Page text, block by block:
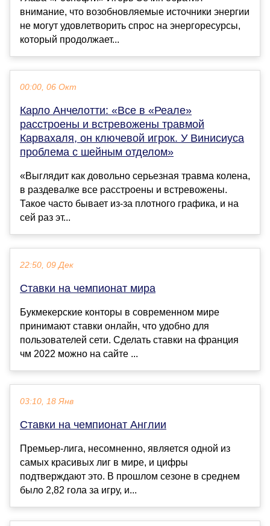
внимание, что возобновляемые источники энергии
не могут удовлетворить спрос на энергоресурсы,
который продолжает...
00:00, 06 Окт
Карло Анчелотти: «Все в «Реале»
расстроены и встревожены травмой
Карвахаля, он ключевой игрок. У Винисиуса
проблема с шейным отделом»
«Выглядит как довольно серьезная травма колена,
в раздевалке все расстроены и встревожены.
Такое часто бывает из-за плотного графика, и на
сей раз эт...
22:50, 09 Дек
Ставки на чемпионат мира
Букмекерские конторы в современном мире
принимают ставки онлайн, что удобно для
пользователей сети. Сделать ставки на франция
чм 2022 можно на сайте ...
03:10, 18 Янв
Ставки на чемпионат Англии
Премьер-лига, несомненно, является одной из
самых красивых лиг в мире, и цифры
подтверждают это. В прошлом сезоне в среднем
было 2,82 гола за игру, и...